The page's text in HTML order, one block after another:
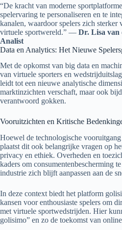
“De kracht van moderne
spelervaring te personaliseren en te
kanalen, waardoor spelers zich sterker
virtuele sportwereld.” — Dr. Lisa van
Analist
Data en Analytics: Het Nieuwe
Met de opkomst van big data en
van virtuele sporters en
leidt tot een nieuwe analytische
marktinzichten verschaft, maar ook
verantwoord gokken.
Vooruitzichten en Kritische
Hoewel de technologische
plaatst dit ook belangrijke vragen op
privacy en ethiek. Overheden en
kaders om consumentenbescherming
industrie zich blijft aanpassen aan de
In deze context biedt het platform
kansen voor enthousiaste spelers om
met virtuele sportwedstrijden. Hier
golisimo” en zo de toekomst van